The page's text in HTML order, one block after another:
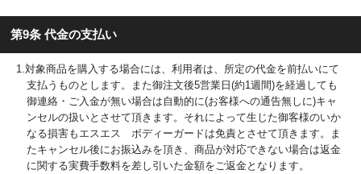
第9条 代金の支払い
1.対象商品を購入する場合には、利用者は、所定の代金を前払いにて
支払うものとします。また御注文後5営業日(約1週間)を経過しても
御連絡・ご入金が無い場合は自動的に(お客様への通告無しに)キャ
ンセルの扱いとさせて頂きます。それによって生じた御客様のいか
なる損害もエスエス ボディーガードは免責とさせて頂きます。ま
たキャンセル後にお振込みを頂き、商品が対応できない場合は返金
に関する実費手数料を差し引いた金額をご返金となります。